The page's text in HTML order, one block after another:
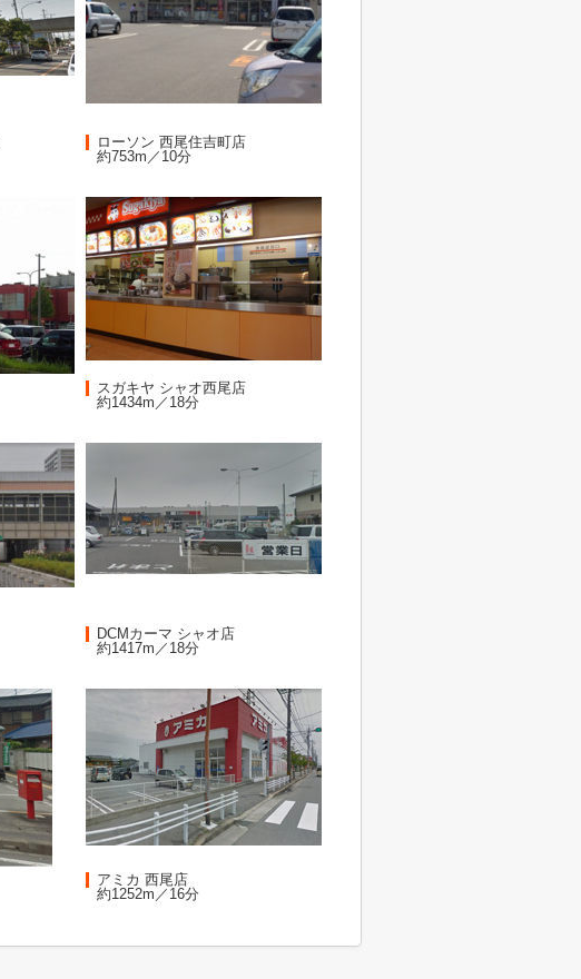
ローソン 西尾住吉町店
約753m／10分
スガキヤ シャオ西尾店
約1434m／18分
DCMカーマ シャオ店
約1417m／18分
アミカ 西尾店
約1252m／16分